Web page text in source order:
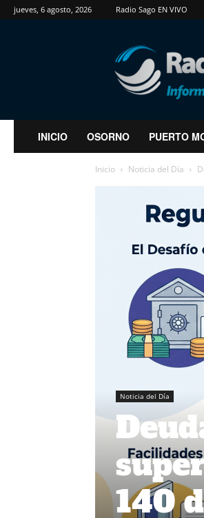
jueves, 6 agosto, 2026 Radio Sago EN VIVO
RadioSago
INICIO OSORNO PUERTO
Inicio Noticia del Día
Noticia del Día
140